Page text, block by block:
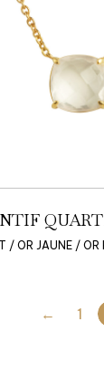
/ OR JAUNE / OR
← 1